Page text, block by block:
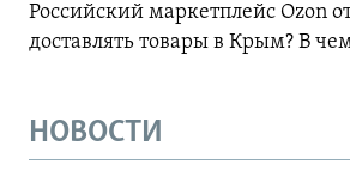
Российский маркетплейс Ozon
доставлять товары в Крым? В
НОВОСТИ